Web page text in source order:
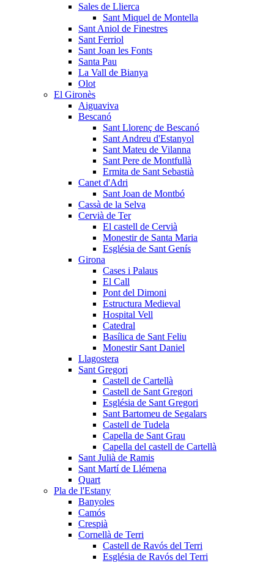
Sales de Llierca
Sant Miquel de Montella
Sant Aniol de Finestres
Sant Ferriol
Sant Joan les Fonts
Santa Pau
La Vall de Bianya
Olot
El Gironès
Aiguaviva
Bescanó
Sant Llorenç de Bescanó
Sant Andreu d'Estanyol
Sant Mateu de Vilanna
Sant Pere de Montfullà
Ermita de Sant Sebastià
Canet d'Adri
Sant Joan de Montbó
Cassà de la Selva
Cervià de Ter
El castell de Cervià
Monestir de Santa Maria
Església de Sant Genís
Girona
Cases i Palaus
El Call
Pont del Dimoni
Estructura Medieval
Hospital Vell
Catedral
Basílica de Sant Feliu
Monestir Sant Daniel
Llagostera
Sant Gregori
Castell de Cartellà
Castell de Sant Gregori
Església de Sant Gregori
Sant Bartomeu de Segalars
Castell de Tudela
Capella de Sant Grau
Capella del castell de Cartellà
Sant Julià de Ramis
Sant Martí de Llémena
Quart
Pla de l'Estany
Banyoles
Camós
Crespià
Cornellà de Terri
Castell de Ravós del Terri
Església de Ravós del Terri